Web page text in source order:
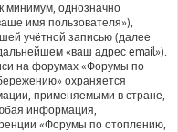
минимум, однозначно
имя пользователя»),
учётной записью (далее
«ваш адрес email»).
на форумах «Форумы по
охраняется
применяемыми в стране,
информация,
«Форумы по отоплению,